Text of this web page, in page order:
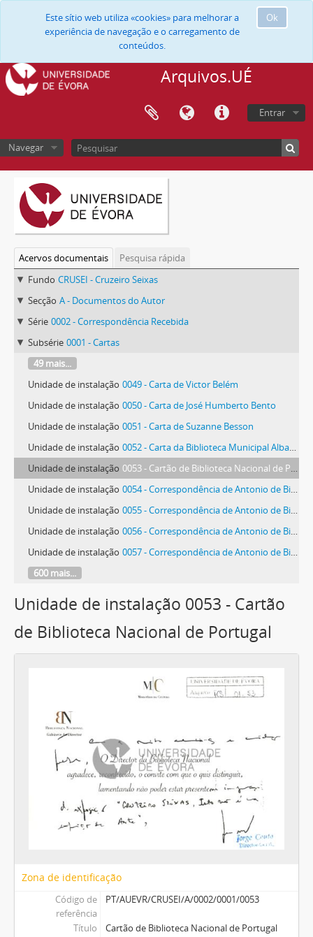
Ok
Este sítio web utiliza «cookies» para melhorar a
experiência de navegação e o carregamento de
conteúdos.
Arquivos.UÉ
Entrar
Navegar
Acervos documentais
Pesquisa rápida
Fundo CRUSEI - Cruzeiro Seixas
Secção A - Documentos do Autor
Série 0002 - Correspondência Recebida
Subsérie 0001 - Cartas
49 mais...
Unidade de instalação 0049 - Carta de Victor Belém
Unidade de instalação 0050 - Carta de José Humberto Bento
Unidade de instalação 0051 - Carta de Suzanne Besson
Unidade de instalação 0052 - Carta da Biblioteca Municipal Albano Sardoeira
Unidade de instalação 0053 - Cartão de Biblioteca Nacional de Portugal
Unidade de instalação 0054 - Correspondência de Antonio de Bianchi
Unidade de instalação 0055 - Correspondência de Antonio de Bianchi
Unidade de instalação 0056 - Correspondência de Antonio de Bianchi
Unidade de instalação 0057 - Correspondência de Antonio de Bianchi
600 mais...
Unidade de instalação 0053 - Cartão
de Biblioteca Nacional de Portugal
Zona de identificação
Código de
referência
PT/AUEVR/CRUSEI/A/0002/0001/0053
Título
Cartão de Biblioteca Nacional de Portugal